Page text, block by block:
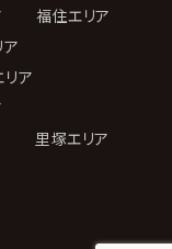
福住エリア
ア
里塚エリア